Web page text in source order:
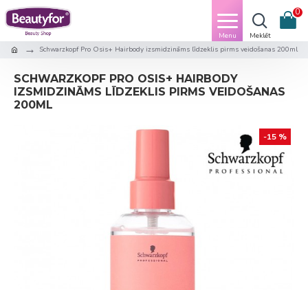
0
Schwarzkopf Pro Osis+ Hairbody izsmidzināms līdzeklis pirms veidošanas 200ml
SCHWARZKOPF PRO OSIS+ HAIRBODY
IZSMIDZINĀMS LĪDZEKLIS PIRMS VEIDOŠANAS
200ML
-15 %